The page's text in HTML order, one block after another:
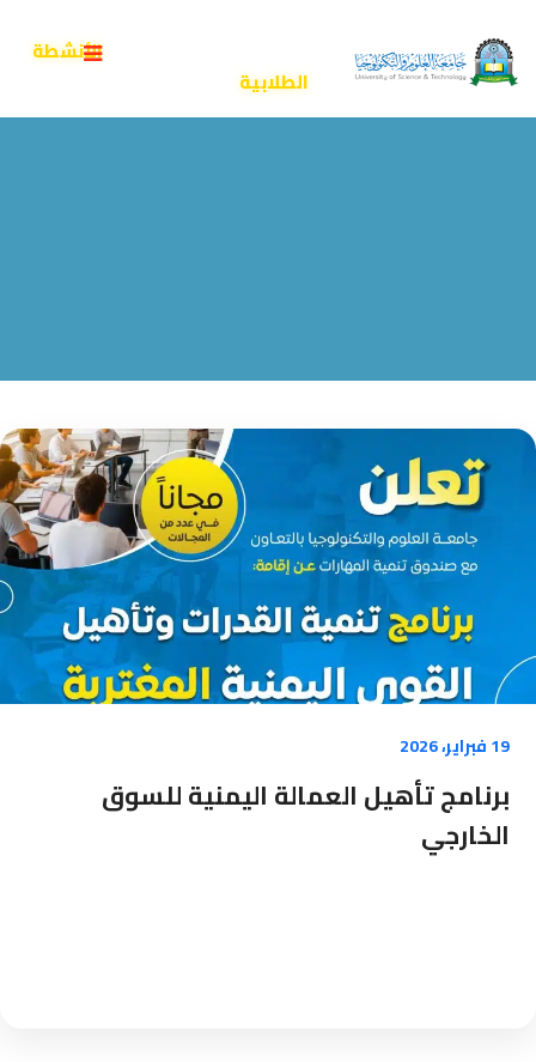
جامعة العلوم والتكنولوجيا المركز الرئيسي - صنعاء
الأنشطة
الطلابية
19 فبراير، 2026
برنامج تأهيل العمالة اليمنية للسوق
الخارجي